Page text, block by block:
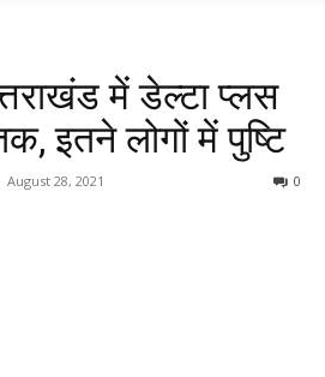
में डेल्टा प्लस
इतने लोगों में पुष्टि
August 28, 2021 0